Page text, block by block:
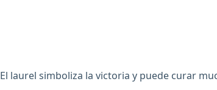
El laurel simboliza la victoria y puede curar